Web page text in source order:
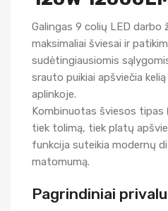
Galingas 9 colių LED darbo
maksimaliai šviesai ir
sudėtingiausiomis
srauto puikiai apšviečia
aplinkoje.
Kombinuotas šviesos
tiek tolimą, tiek platų
funkcija suteikia modernų
matomumą.
Pagrindiniai